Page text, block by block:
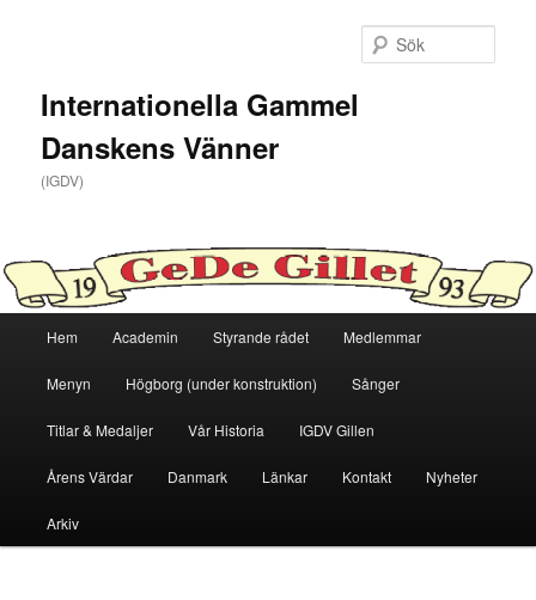
Internationella Gammel
Danskens Vänner
(IGDV)
Hem Academin Styrande rådet Medlemmar
Menyn Högborg (under konstruktion) Sånger
Titlar & Medaljer Vår Historia IGDV Gillen
Årens Värdar Danmark Länkar Kontakt Nyheter
Arkiv